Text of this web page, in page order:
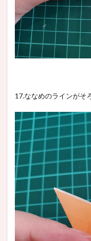
17.ななめのラインがそ